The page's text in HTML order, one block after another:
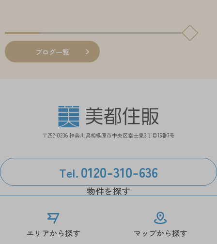
ブログ一覧
〒252-0236 神奈川県相模原市中央区富士見3丁目15番7号
Tel. 0120-310-636
物件を探す
エリアから探す マップから探す